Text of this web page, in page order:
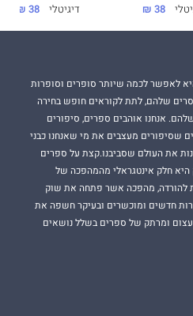
38 ₪
דיגיטלי 38 ₪
לאפשר לכמה שיותר סופרים וסופרות
שלהם, לתת לקוראים חופש בחירה
אנחנו אוהבים ספרים, סיפורים
שסיפורים מעצבים את מי שאנחנו כבני
את העולם שסביבנו.קצת על ספרים
היא חלק אינטגראלי מהמהפכה של
להורדה, מהפכה אשר פתחה את שוק
חדשים ומוכשרים ובעיקר חשפה את
ומרתק של ספרים בשלל נושאים